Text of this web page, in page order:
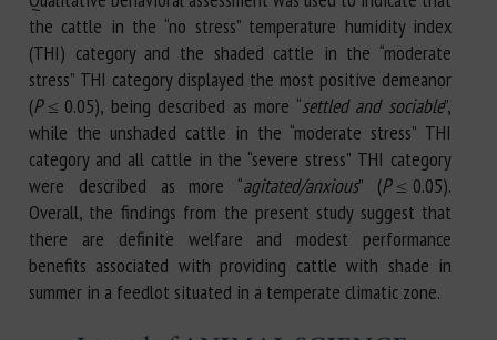
the cattle in the “no stress” temperature humidity index
(THI) category and the shaded cattle in the “moderate
stress” THI category displayed the most positive demeanor
(P≤ 0.05), being described as more “settled and sociable”,
while the unshaded cattle in the “moderate stress” THI
category and all cattle in the “severe stress” THI category
were described as more “agitated/anxious” (P≤ 0.05).
Overall, the findings from the present study suggest that
there are definite welfare and modest performance
benefits associated with providing cattle with shade in
summer in a feedlot situated in a temperate climatic zone.